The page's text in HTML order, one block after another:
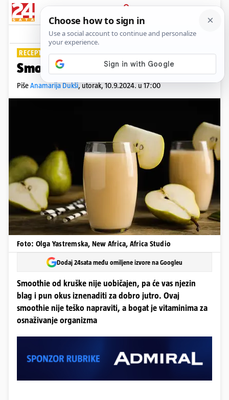
PRIJAVA
Lifestyle Komentari
RECEPT BOGAT VITAMINIMA
Smoothie od krušaka za jutro
PišeAnamarija Dukši,utorak, 10.9.2024. u 17:00
Foto: Olga Yastremska, New Africa, Africa Studio
Dodaj 24sata među omiljene izvore na Googleu
Smoothie od kruške nije uobičajen, pa će vas njezin
blag i pun okus iznenaditi za dobro jutro. Ovaj
smoothie nije teško napraviti, a bogat je vitaminima za
osnaživanje organizma